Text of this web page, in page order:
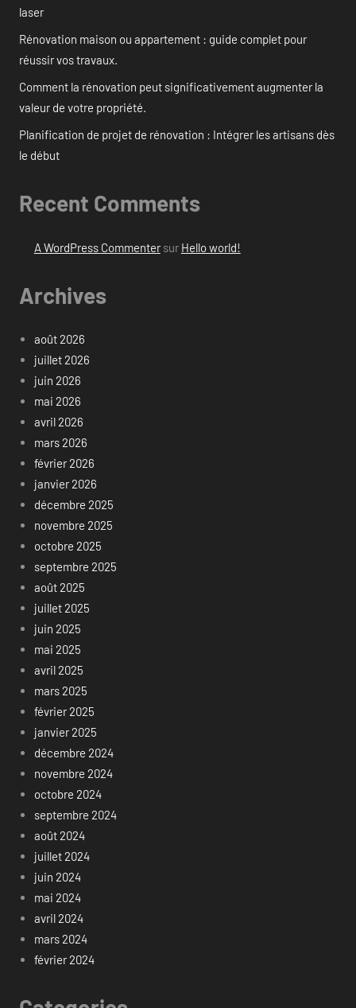
laser
Rénovation maison ou appartement : guide complet pour
réussir vos travaux.
Comment la rénovation peut significativement augmenter la
valeur de votre propriété.
Planification de projet de rénovation : Intégrer les artisans dès
le début
Recent Comments
A WordPress Commentersur Hello world!
Archives
août 2026
juillet 2026
juin 2026
mai 2026
avril 2026
mars 2026
février 2026
janvier 2026
décembre 2025
novembre 2025
octobre 2025
septembre 2025
août 2025
juillet 2025
juin 2025
mai 2025
avril 2025
mars 2025
février 2025
janvier 2025
décembre 2024
novembre 2024
octobre 2024
septembre 2024
août 2024
juillet 2024
juin 2024
mai 2024
avril 2024
mars 2024
février 2024